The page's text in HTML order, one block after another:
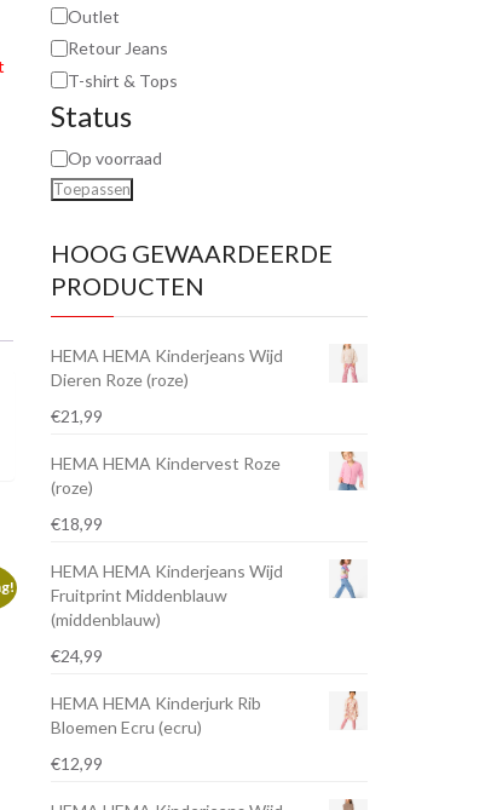
Outlet
Retour Jeans
T-shirt & Tops
Status
Op voorraad
Toepassen
HOOG GEWAARDEERDE
PRODUCTEN
HEMA HEMA Kinderjeans Wijd
Dieren Roze (roze)
€21,99
HEMA HEMA Kindervest Roze
(roze)
€18,99
HEMA HEMA Kinderjeans Wijd
Fruitprint Middenblauw
(middenblauw)
€24,99
HEMA HEMA Kinderjurk Rib
Bloemen Ecru (ecru)
€12,99